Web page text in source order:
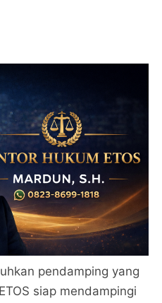
pendamping yang
siap mendampingi